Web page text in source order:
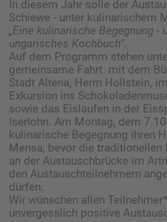
In diesem Jahr solle der
Schiewe - unter kulinarischem
„Eine kulinarische Begegnung -
ungarisches Kochbuch“.
Auf dem Programm stehen
gemeinsame Fahrt mit dem
Stadt Altena, Herrn Hollstein,
Exkursion ins
sowie das Eislaufen in der
Iserlohn. Am Montag, dem
kulinarische Begegnung ihren
Mensa, bevor die traditionellen
an der Austauschbrücke im
den Austauschteilnehmern
dürfen.
Wir wünschen allen
unvergesslich positive